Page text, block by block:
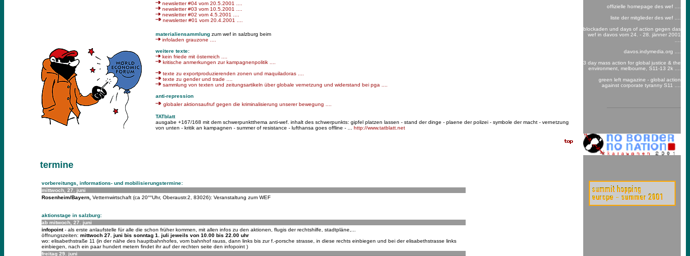
newsletter #04 vom 20.5.2001 ....
newsletter #03 vom 10.5.2001 ....
newsletter #02 vom 4.5.2001 ....
newsletter #01 vom 20.4.2001
materialiensammlung zum wef in salzburg beim
infoladen grauzone ....
weitere texte:
kein friede mit österreich ....
kritische anmerkungen zur kampagnenpolitik ....
texte zu exportproduzierenden zonen und maquiladoras ....
texte zu gender und trade ....
sammlung von texten und zeitungsartikeln über globale vernetzung und widerstand bei pga ....
anti-repression
globaler aktionsaufruf gegen die kriminalisierung unserer bewegung ....
TATblatt
ausgabe +167/168 mit dem schwerpunktthema anti-wef. inhalt des schwerpunkts: gipfel platzen lassen - stand der dinge - plaene der polizei - symbole der macht - vernetzung
von unten - kritik an kampagnen - summer of resistance - lufthansa goes offline - ... http://www.tatblatt.net
termine
vorbereitungs, informations- und mobilisierungstermine:
mittwoch, 27. juni
Rosenheim/Bayern, Vetternwirtschaft (ca 20°°Uhr, Oberaustr.2, 83026): Veranstaltung zum WEF
aktionstage in salzburg:
ab mitwoch, 27. juni
infopoint- als erste anlaufstelle für alle die schon früher kommen, mit allen infos zu den aktionen, flugis der rechtshilfe, stadtpläne,...
öffnungszeiten: mittwoch 27. juni bis sonntag 1. juli jeweils von 10.00 bis 22.00 uhr
wo: elisabethstraße 11 (in der nähe des hauptbahnhofes, vom bahnhof rauss, dann links bis zur f.-porsche strasse, in diese rechts einbiegen und bei der elisabethstrasse links
einbiegen, nach ein paar hundert metern findet ihr auf der rechten seite den infopoint )
freitag 29. juni
offizielle homepage des wef ....
liste der mitglieder des wef ....
blockaden und days of action gegen das
wef in davos vom 24. - 28. jänner 2001
davos.indymedia.org ....
3 day mass action for global justice & the
environment, melbourne, S11-13 2k ....
green left magazine - global action
against corporate tyranny S11 ....